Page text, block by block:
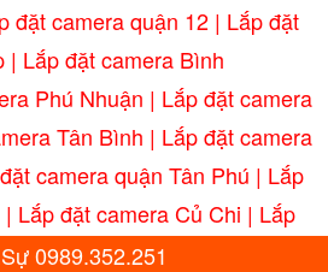
đặt camera quận 12| Lắp đặt
| Lắp đặt camera Bình
Phú Nhuận | Lắp đặt camera
Tân Bình | Lắp đặt camera
camera quận Tân Phú | Lắp
| Lắp đặt camera Củ Chi | Lắp
|Lắp đặt camera Nhà Bè
0989.352.251